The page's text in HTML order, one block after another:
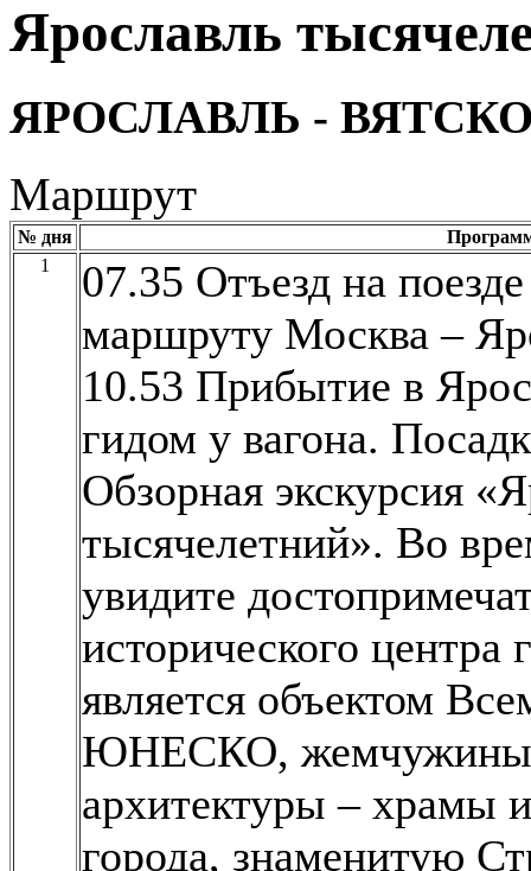
Ярославль
ЯРОСЛАВЛЬ -
Маршрут
№ дня
1
07.35 Отъезд на
маршруту Москва –
10.53 Прибытие в
гидом у вагона.
Обзорная экскурсия
тысячелетний». Во
увидите
исторического центра
является объектом
ЮНЕСКО, жемчужины
архитектуры – храмы
города, знаменитую